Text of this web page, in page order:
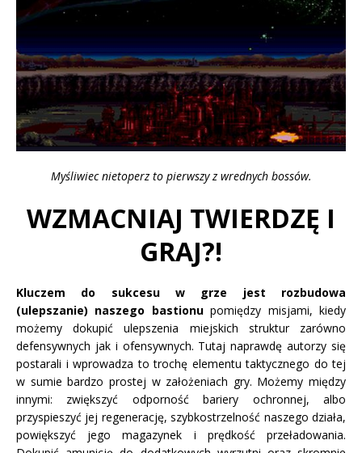
Myśliwiec nietoperz to pierwszy z wrednych bossów.
WZMACNIAJ TWIERDZĘ I
GRAJ?!
Kluczem do sukcesu w grze jest rozbudowa
(ulepszanie) naszego bastionupomiędzy misjami, kiedy
możemy dokupić ulepszenia miejskich struktur zarówno
defensywnych jak i ofensywnych. Tutaj naprawdę autorzy się
postarali i wprowadza to trochę elementu taktycznego do tej
w sumie bardzo prostej w założeniach gry. Możemy między
innymi: zwiększyć odporność bariery ochronnej, albo
przyspieszyć jej regenerację, szybkostrzelność naszego działa,
powiększyć jego magazynek i prędkość przeładowania.